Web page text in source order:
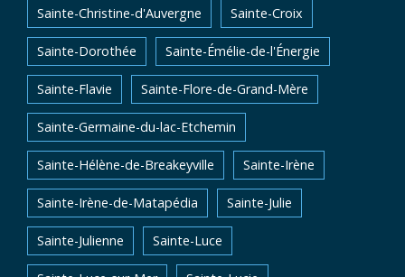
Sainte-Christine-d'Auvergne Sainte-Croix
Sainte-Dorothée Sainte-Émélie-de-l'Énergie
Sainte-Flavie Sainte-Flore-de-Grand-Mère
Sainte-Germaine-du-lac-Etchemin
Sainte-Hélène-de-Breakeyville Sainte-Irène
Sainte-Irène-de-Matapédia Sainte-Julie
Sainte-Julienne Sainte-Luce